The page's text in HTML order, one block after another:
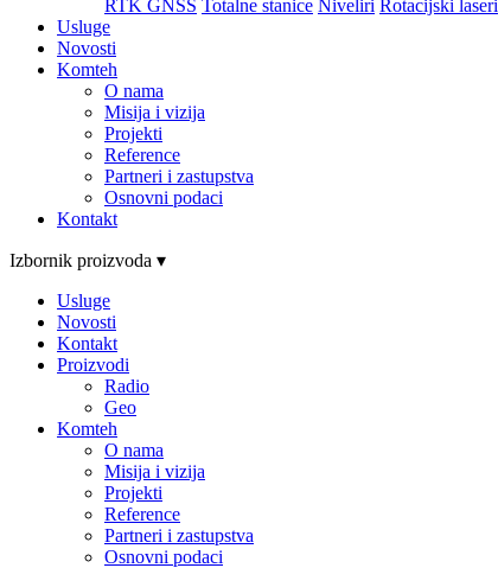
RTK GNSS Totalne stanice Niveliri Rotacijski laseri
Usluge
Novosti
Komteh
O nama
Misija i vizija
Projekti
Reference
Partneri i zastupstva
Osnovni podaci
Kontakt
Izbornik proizvoda ▾
Usluge
Novosti
Kontakt
Proizvodi
Radio
Geo
Komteh
O nama
Misija i vizija
Projekti
Reference
Partneri i zastupstva
Osnovni podaci